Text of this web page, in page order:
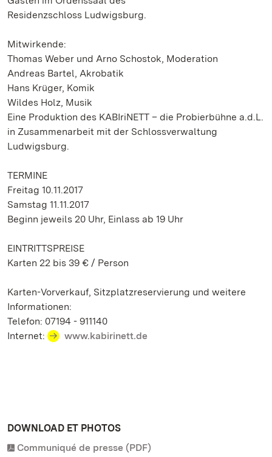
Residenzschloss Ludwigsburg.
Mitwirkende:
Thomas Weber und Arno Schostok, Moderation
Andreas Bartel, Akrobatik
Hans Krüger, Komik
Wildes Holz, Musik
Eine Produktion des KABIriNETT – die Probierbühne a.d.L.
in Zusammenarbeit mit der Schlossverwaltung
Ludwigsburg.
TERMINE
Freitag 10.11.2017
Samstag 11.11.2017
Beginn jeweils 20 Uhr, Einlass ab 19 Uhr
EINTRITTSPREISE
Karten 22 bis 39 € / Person
Karten-Vorverkauf, Sitzplatzreservierung und weitere
Informationen:
Telefon: 07194 - 911140
Internet:
www.kabirinett.de
DOWNLOAD ET PHOTOS
Communiqué de presse (PDF)